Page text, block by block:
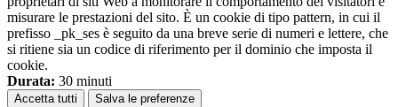
misurare le prestazioni del sito. È un cookie di tipo pattern, in cui il
prefisso _pk_ses è seguito da una breve serie di numeri e lettere, che
si ritiene sia un codice di riferimento per il dominio che imposta il
cookie.
Durata: 30 minuti
Accetta tutti Salva le preferenze